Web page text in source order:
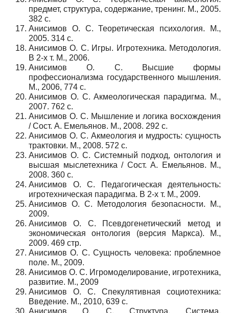
предмет, структура, содержание, тренинг. М., 2005.
382 с.
Анисимов О. С. Теоретическая психология. М.,
2005. 314 с.
Анисимов О. С. Игры. Игротехника. Методология.
В 2-х т. М., 2006.
Анисимов О. С. Высшие формы
профессионализма государственного мышления.
М., 2006, 774 с.
Анисимов О. С. Акмеологическая парадигма. М.,
2007. 762 с.
Анисимов О. С. Мышление и логика восхождения
/ Сост. А. Емельянов. М., 2008. 292 с.
Анисимов О. С. Акмеология и мудрость: сущность
трактовки. М., 2008. 572 с.
Анисимов О. С. Системный подход, онтология и
высшая мыслетехника / Сост. А. Емельянов. М.,
2008. 360 с.
Анисимов О. С. Педагогическая деятельность:
игротехническая парадигма. В 2-х т. М., 2009.
Анисимов О. С. Методология безопасности. М.,
2009.
Анисимов О. С. Псевдогенетический метод и
экономическая онтология (версия Маркса). М.,
2009. 469 стр.
Анисимов О. С. Сущность человека: проблемное
поле. М., 2009.
Анисимов О. С. Игромоделирование, игротехника,
развитие. М., 2009
Анисимов О. С. Спекулятивная социотехника:
Введение. М., 2010, 639 с.
Анисимов О. С. Структура. Система.